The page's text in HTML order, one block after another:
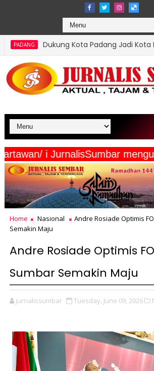
Padang Jadi Kota Inovator, Kartu
Wartawan/ i
Home Nasional
Andre Rosiade Optimis
Semakin Maju
Andre Rosiade Optimis
Sumbar Semakin Maju
jurnalissumbar Tuesday, June 09, 2026